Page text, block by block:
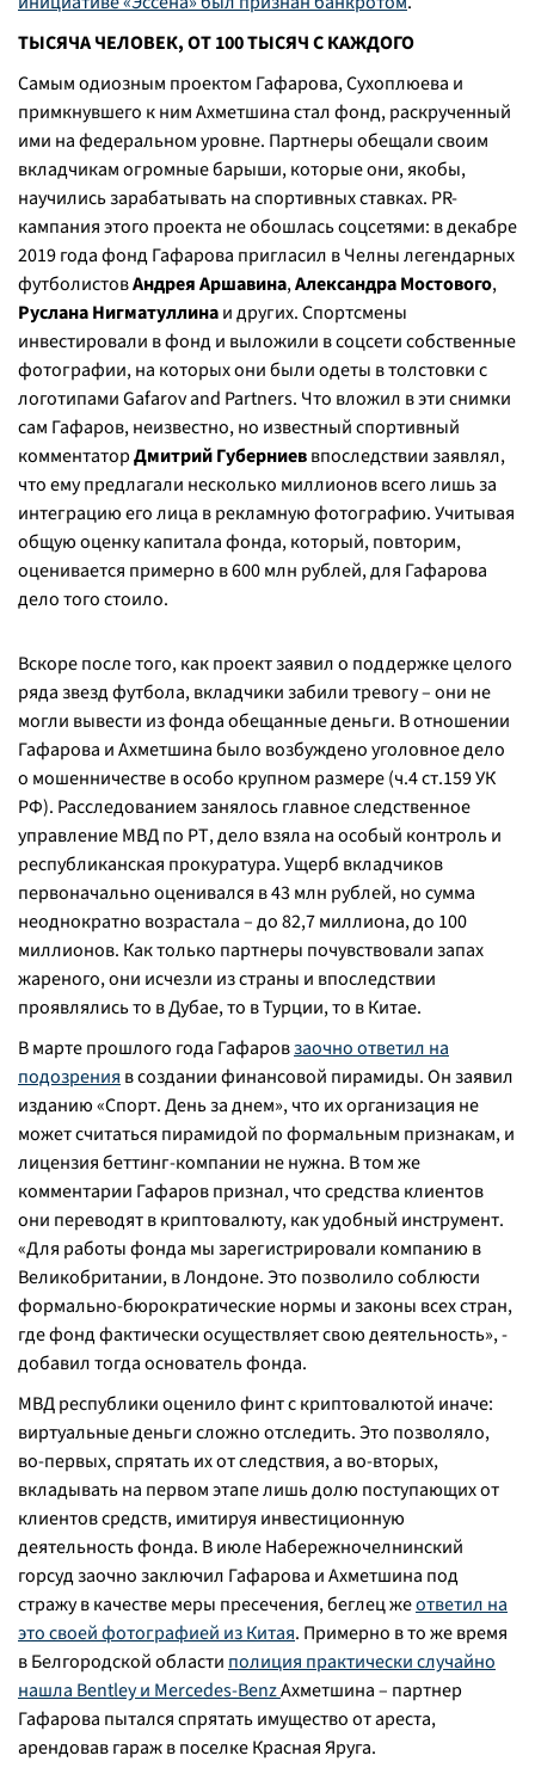
ТЫСЯЧА ЧЕЛОВЕК, ОТ 100 ТЫСЯЧ С КАЖДОГО
Самым одиозным проектом Гафарова, Сухоплюева и
примкнувшего к ним Ахметшина стал фонд, раскрученный
ими на федеральном уровне. Партнеры обещали своим
вкладчикам огромные барыши, которые они, якобы,
научились зарабатывать на спортивных ставках. PR-
кампания этого проекта не обошлась соцсетями: в декабре
2019 года фонд Гафарова пригласил в Челны легендарных
футболистовАндрея Аршавина,Александра Мостового,
Руслана Нигматуллинаи других. Спортсмены
инвестировали в фонд и выложили в соцсети собственные
фотографии, на которых они были одеты в толстовки с
логотипами Gafarov and Partners. Что вложил в эти снимки
сам Гафаров, неизвестно, но известный спортивный
комментаторДмитрий Губерниеввпоследствии заявлял,
что ему предлагали несколько миллионов всего лишь за
интеграцию его лица в рекламную фотографию. Учитывая
общую оценку капитала фонда, который, повторим,
оценивается примерно в 600 млн рублей, для Гафарова
дело того стоило.
Вскоре после того, как проект заявил о поддержке целого
ряда звезд футбола, вкладчики забили тревогу – они не
могли вывести из фонда обещанные деньги. В отношении
Гафарова и Ахметшина было возбуждено уголовное дело
о мошенничестве в особо крупном размере (ч.4 ст.159 УК
РФ). Расследованием занялось главное следственное
управление МВД по РТ, дело взяла на особый контроль и
республиканская прокуратура. Ущерб вкладчиков
первоначально оценивался в 43 млн рублей, но сумма
неоднократно возрастала – до 82,7 миллиона, до 100
миллионов. Как только партнеры почувствовали запах
жареного, они исчезли из страны и впоследствии
проявлялись то в Дубае, то в Турции, то в Китае.
В марте прошлого года Гафаровзаочно ответил на
подозрения в создании финансовой пирамиды. Он заявил
изданию «Спорт. День за днем», что их организация не
может считаться пирамидой по формальным признакам, и
лицензия беттинг-компании не нужна. В том же
комментарии Гафаров признал, что средства клиентов
они переводят в криптовалюту, как удобный инструмент.
«Для работы фонда мы зарегистрировали компанию в
Великобритании, в Лондоне. Это позволило соблюсти
формально-бюрократические нормы и законы всех стран,
где фонд фактически осуществляет свою деятельность», -
добавил тогда основатель фонда.
МВД республики оценило финт с криптовалютой иначе:
виртуальные деньги сложно отследить. Это позволяло,
во-первых, спрятать их от следствия, а во-вторых,
вкладывать на первом этапе лишь долю поступающих от
клиентов средств, имитируя инвестиционную
деятельность фонда. В июле Набережночелнинский
горсуд заочно заключил Гафарова и Ахметшина под
стражу в качестве меры пресечения, беглец жеответил на
это своей фотографией из Китая. Примерно в то же время
в Белгородской области полиция практически случайно
нашла Bentley и Mercedes-BenzАхметшина – партнер
Гафарова пытался спрятать имущество от ареста,
арендовав гараж в поселке Красная Яруга.